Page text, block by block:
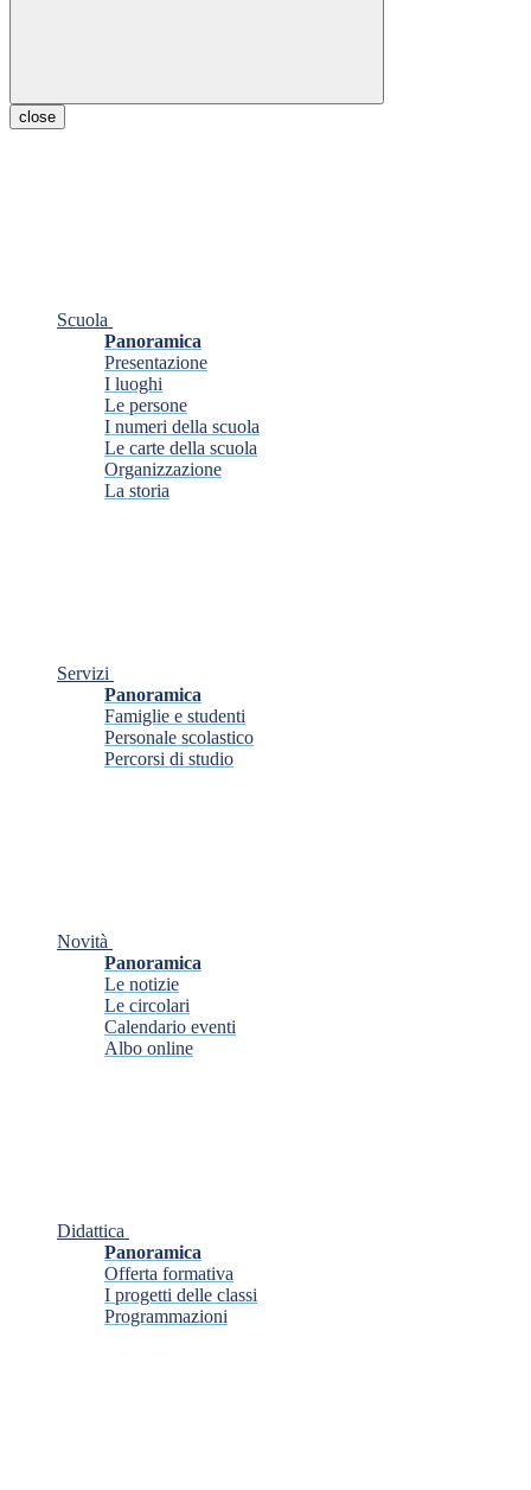
close
Scuola
Panoramica
Presentazione
I luoghi
Le persone
I numeri della scuola
Le carte della scuola
Organizzazione
La storia
Servizi
Panoramica
Famiglie e studenti
Personale scolastico
Percorsi di studio
Novità
Panoramica
Le notizie
Le circolari
Calendario eventi
Albo online
Didattica
Panoramica
Offerta formativa
I progetti delle classi
Programmazioni